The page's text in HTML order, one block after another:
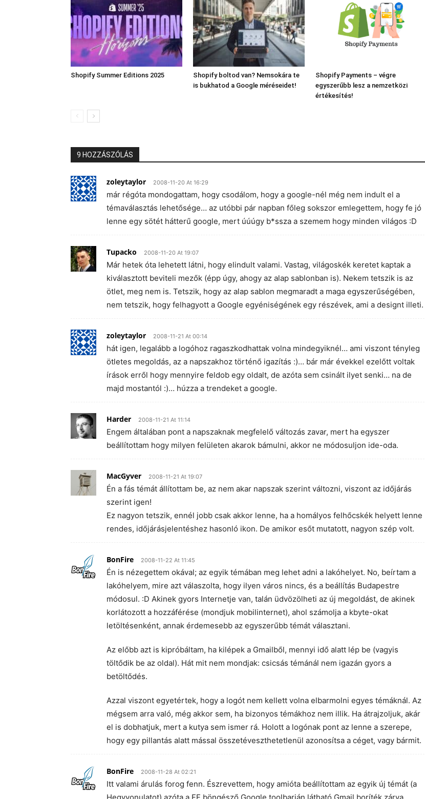
Shopify Summer Editions 2025
Shopify boltod van? Nemsokára te
is bukhatod a Google méréseidet!
Shopify Payments – végre
egyszerűbb lesz a nemzetközi
értékesítés!
9 HOZZÁSZÓLÁS
zoleytaylor 2008-11-20 At 16:29
már régóta mondogattam, hogy csodálom, hogy a google-nél még nem indult el a
témaválasztás lehetősége… az utóbbi pár napban főleg sokszor emlegettem, hogy fe jó
lenne egy sötét hátterű google, mert úúúgy b*ssza a szemem hogy minden világos :D
Tupacko 2008-11-20 At 19:07
Már hetek óta lehetett látni, hogy elindult valami. Vastag, világoskék keretet kaptak a
kiválasztott beviteli mezők (épp úgy, ahogy az alap sablonban is). Nekem tetszik is az
ötlet, meg nem is. Tetszik, hogy az alap sablon megmaradt a maga egyszerűségében,
nem tetszik, hogy felhagyott a Google egyéniségének egy részévek, ami a designt illeti.
zoleytaylor 2008-11-21 At 00:14
hát igen, legalább a logóhoz ragaszkodhattak volna mindegyiknél… ami viszont tényleg
ötletes megoldás, az a napszakhoz történő igazítás :)… bár már évekkel ezelőtt voltak
írások erről hogy mennyire feldob egy oldalt, de azóta sem csinált ilyet senki… na de
majd mostantól :)… húzza a trendeket a google.
Harder 2008-11-21 At 11:14
Engem általában pont a napszaknak megfelelő változás zavar, mert ha egyszer
beállítottam hogy milyen felületen akarok bámulni, akkor ne módosuljon ide-oda.
MacGyver 2008-11-21 At 19:07
Én a fás témát állítottam be, az nem akar napszak szerint változni, viszont az időjárás
szerint igen!
Ez nagyon tetszik, ennél jobb csak akkor lenne, ha a homályos felhőcskék helyett lenne
rendes, időjárásjelentéshez hasonló ikon. De amikor esőt mutatott, nagyon szép volt.
BonFire 2008-11-22 At 11:45
Én is nézegettem okával; az egyik témában meg lehet adni a lakóhelyet. No, beírtam a
lakóhelyem, mire azt válaszolta, hogy ilyen város nincs, és a beállítás Budapestre
módosul. :D Akinek gyors Internetje van, talán üdvözölheti az új megoldást, de akinek
korlátozott a hozzáférése (mondjuk mobilinternet), ahol számolja a kbyte-okat
letöltésenként, annak érdemesebb az egyszerűbb témát választani.
Az előbb azt is kipróbáltam, ha kilépek a Gmailből, mennyi idő alatt lép be (vagyis
töltődik be az oldal). Hát mit nem mondjak: csicsás témánál nem igazán gyors a
betöltődés.
Azzal viszont egyetértek, hogy a logót nem kellett volna elbarmolni egyes témáknál. Az
mégsem arra való, még akkor sem, ha bizonyos témákhoz nem illik. Ha átrajzoljuk, akár
el is dobhatjuk, mert a kutya sem ismer rá. Holott a logónak pont az lenne a szerepe,
hogy egy pillantás alatt mással összetéveszthetetlenül azonosítsa a céget, vagy bármit.
BonFire 2008-11-28 At 02:21
Itt valami árulás forog fenn. Észrevettem, hogy amióta beállítottam az egyik új témát (a
Hegyvonulatot) azóta a FF böngésző Google toolbarján látható Gmail boríték zárva